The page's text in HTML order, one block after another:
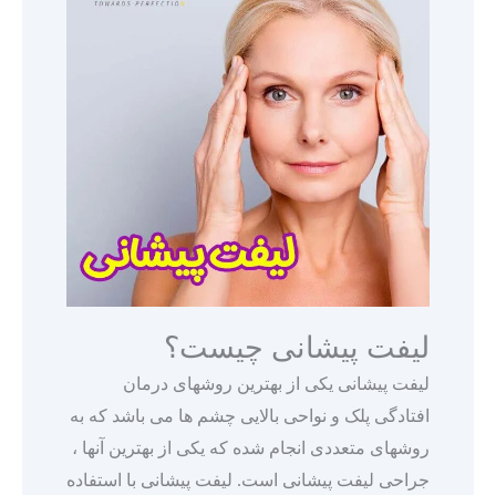
لیفت پیشانی چیست؟
لیفت پیشانی یکی از بهترین روشهای درمان
افتادگی پلک و نواحی بالایی چشم ها می باشد که به
روشهای متعددی انجام شده که یکی از بهترین آنها ،
جراحی لیفت پیشانی است. لیفت پیشانی با استفاده